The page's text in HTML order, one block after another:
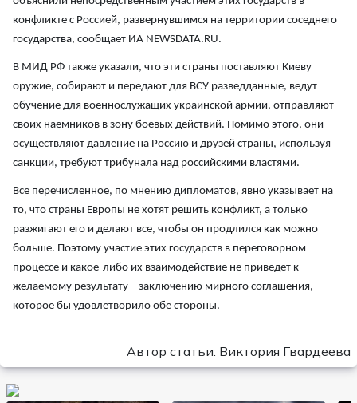
конфликте с Россией, развернувшимся на территории соседнего
государства, сообщает ИА NEWSDATA.RU.
В МИД РФ также указали, что эти страны поставляют Киеву
оружие, собирают и передают для ВСУ разведданные, ведут
обучение для военнослужащих украинской армии, отправляют
своих наемников в зону боевых действий. Помимо этого, они
осуществляют давление на Россию и друзей страны, используя
санкции, требуют трибунала над российскими властями.
Все перечисленное, по мнению дипломатов, явно указывает на
то, что страны Европы не хотят решить конфликт, а только
разжигают его и делают все, чтобы он продлился как можно
больше. Поэтому участие этих государств в переговорном
процессе и какое-либо их взаимодействие не приведет к
желаемому результату – заключению мирного соглашения,
которое бы удовлетворило обе стороны.
Автор статьи: Виктория Гвардеева